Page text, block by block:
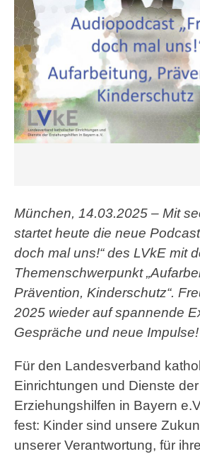
München, 14.03.2025 – Mit
startet heute die neue
doch mal uns!“ des LVkE mit
Themenschwerpunkt
Prävention, Kinderschutz“.
2025 wieder auf spannende
Gespräche und neue Impulse!
Für den Landesverband
Einrichtungen und Dienste der
Erziehungshilfen in Bayern
fest: Kinder sind unsere
unserer Verantwortung, für